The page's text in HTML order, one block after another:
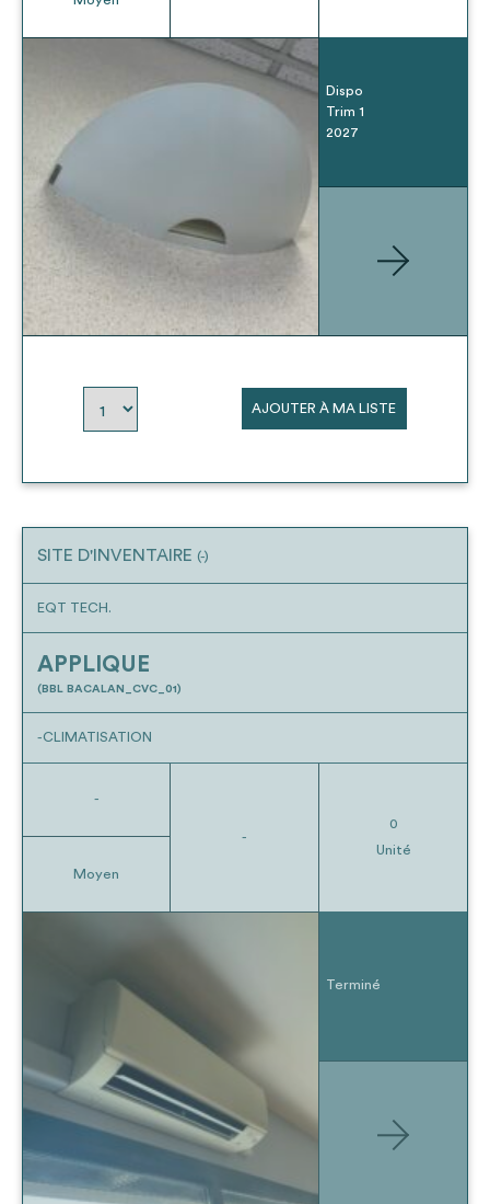
Dispo
Trim 1
2027
AJOUTER À MA LISTE
SITE D'INVENTAIRE (-)
EQT TECH.
APPLIQUE
(BBL BACALAN_CVC_01)
-CLIMATISATION
-
Moyen
-
0
Unité
Terminé